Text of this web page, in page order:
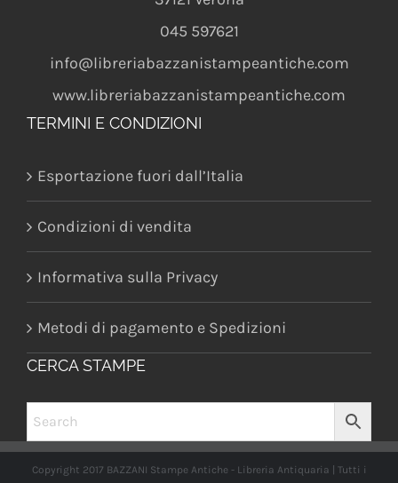
045 597621
info@libreriabazzanistampeantiche.com
www.libreriabazzanistampeantiche.com
TERMINI E CONDIZIONI
Esportazione fuori dall’Italia
Condizioni di vendita
Informativa sulla Privacy
Metodi di pagamento e Spedizioni
CERCA STAMPE
Copyright 2017 BAZZANI Stampe Antiche - Libreria Antiquaria | Tutti i